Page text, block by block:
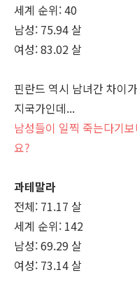
세계 순위: 40
남성: 75.94 살
여성: 83.02 살
핀란드 역시 남녀간 차이
지국가인데...
남성들이 일찍 죽는다기
요?
과테말라
전체: 71.17 살
세계 순위: 142
남성: 69.29 살
여성: 73.14 살